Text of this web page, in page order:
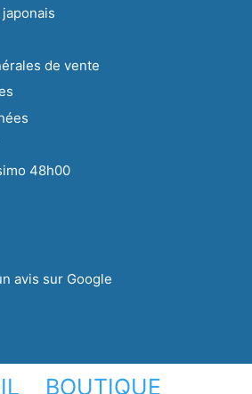
de vente
48h00
avis sur Google
BOUTIQUE